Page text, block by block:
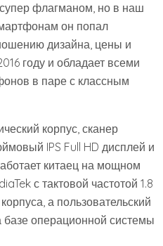
флагманом, но в наш
он попал
дизайна, цены и
году и обладает всеми
в паре с классным
корпус, сканер
IPS Full HD дисплей и
китаец на мощном
с тактовой частотой 1.8
а пользовательский
операционной системы